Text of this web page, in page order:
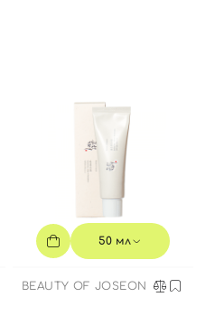
50 мл
BEAUTY OF JOSEON
регистрации, вы
соглашения
e-mail